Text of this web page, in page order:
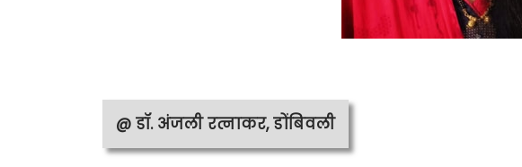
@ डॉ. अंजली रत्नाकर, डोंबिवली